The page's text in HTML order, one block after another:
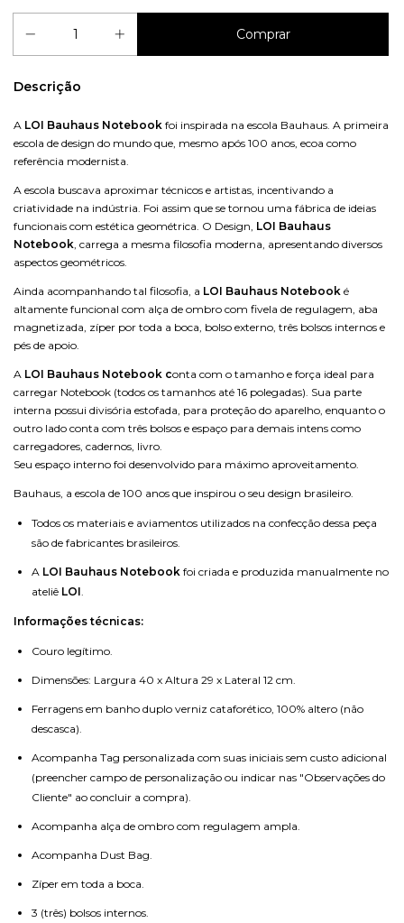
Descrição
A LOI Bauhaus Notebook foi inspirada na escola Bauhaus. A primeira
escola de design do mundo que, mesmo após 100 anos, ecoa como
referência modernista.
A escola buscava aproximar técnicos e artistas, incentivando a
criatividade na indústria. Foi assim que se tornou uma fábrica de ideias
funcionais com estética geométrica. O Design, LOI Bauhaus
Notebook, carrega a mesma filosofia moderna, apresentando diversos
aspectos geométricos.
Ainda acompanhando tal filosofia, a LOI Bauhaus Notebook é
altamente funcional com alça de ombro com fivela de regulagem, aba
magnetizada, zíper por toda a boca, bolso externo, três bolsos internos e
pés de apoio.
A LOI Bauhaus Notebook conta com o tamanho e força ideal para
carregar Notebook (todos os tamanhos até 16 polegadas). Sua parte
interna possui divisória estofada, para proteção do aparelho, enquanto o
outro lado conta com três bolsos e espaço para demais intens como
carregadores, cadernos, livro.
Seu espaço interno foi desenvolvido para máximo aproveitamento.
Bauhaus, a escola de 100 anos que inspirou o seu design brasileiro.
Todos os materiais e aviamentos utilizados na confecção dessa peça
são de fabricantes brasileiros.
A LOI Bauhaus Notebook foi criada e produzida manualmente no
ateliê LOI.
Informações técnicas:
Couro legítimo.
Dimensões: Largura 40 x Altura 29 x Lateral 12 cm.
Ferragens em banho duplo verniz cataforético, 100% altero (não
descasca).
Acompanha Tag personalizada com suas iniciais sem custo adicional
(preencher campo de personalização ou indicar nas "Observações do
Cliente" ao concluir a compra).
Acompanha alça de ombro com regulagem ampla.
Acompanha Dust Bag.
Zíper em toda a boca.
3 (três) bolsos internos.